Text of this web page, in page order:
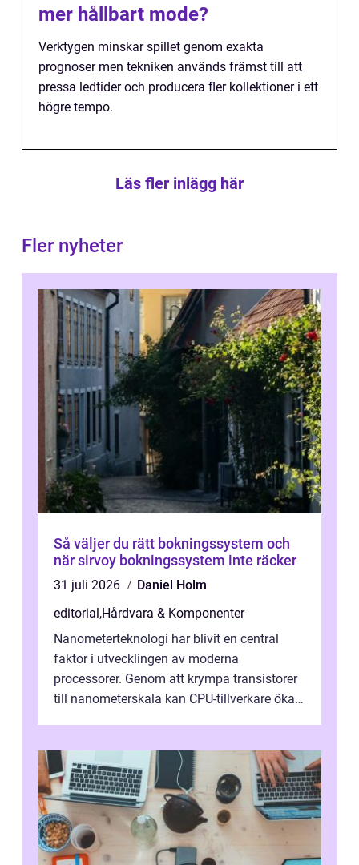
mer hållbart mode?
Verktygen minskar spillet genom exakta
prognoser men tekniken används främst till att
pressa ledtider och producera fler kollektioner i ett
högre tempo.
Läs fler inlägg här
Fler nyheter
Så väljer du rätt bokningssystem och
när sirvoy bokningssystem inte räcker
31 juli 2026
Daniel Holm
editorial,Hårdvara & Komponenter
Nanometerteknologi har blivit en central
faktor i utvecklingen av moderna
processorer. Genom att krympa transistorer
till nanometerskala kan CPU-tillverkare öka